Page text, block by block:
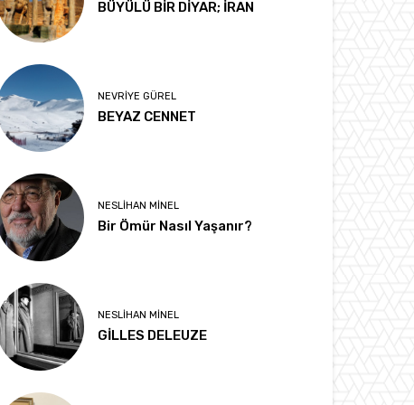
BÜYÜLÜ BİR DİYAR; İRAN
NEVRIYE GÜREL
BEYAZ CENNET
NESLIHAN MINEL
Bir Ömür Nasıl Yaşanır?
NESLIHAN MINEL
GİLLES DELEUZE